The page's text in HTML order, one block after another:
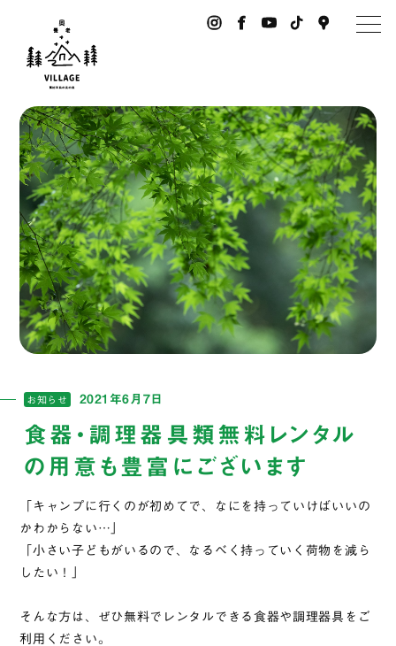
お知らせ 2021年6月7日
食器・調理器具類無料レンタル
の用意も豊富にございます
「キャンプに行くのが初めてで、なにを持っていけばいいの
かわからない…」
「小さい子どもがいるので、なるべく持っていく荷物を減ら
したい！」
そんな方は、ぜひ無料でレンタルできる食器や調理器具をご
利用ください。